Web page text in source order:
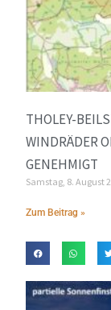
THOLEY-
WINDRÄDER
GENEHMIGT
Samstag, 8. August
Zum Beitrag »